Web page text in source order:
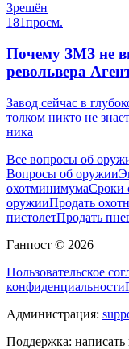
3решён
181просм.
Почему ЗМЗ не
револьвера
Завод сейчас в
толком никто не
ника
Все вопросы об
Вопросы об оружии
охотминимумаСроки
оружииПродать
пистолетПродать
Ганпост © 2026
Пользовательское
конфиденциальности
Администрация:
Поддержка: написать